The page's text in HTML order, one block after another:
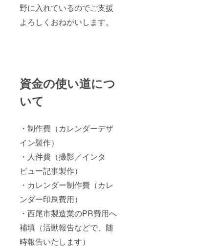
野に入れているのでご支援
よろしくおねがいします。
資金の使い道につ
いて
・制作費（カレンダーデザ
イン製作）
・人件費（撮影／インタ
ビュー記事製作）
・カレンダー制作費（カレ
ンダー印刷費用）
・西尾市製造業のPR費用へ
補填（活動報告などで、随
時報告いたします）